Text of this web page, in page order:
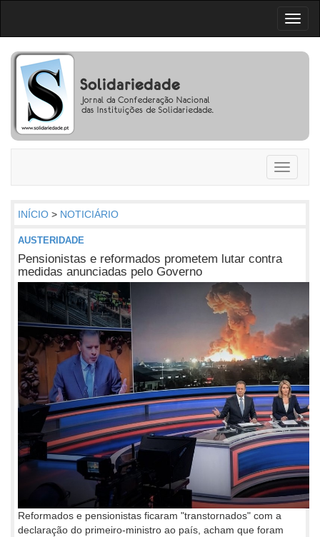
Toggle
INÍCIO > NOTICIÁRIO
AUSTERIDADE
Pensionistas e reformados prometem lutar contra
medidas anunciadas pelo Governo
Reformados e pensionistas ficaram "transtornados" com a
declaração do primeiro-ministro ao país, acham que foram